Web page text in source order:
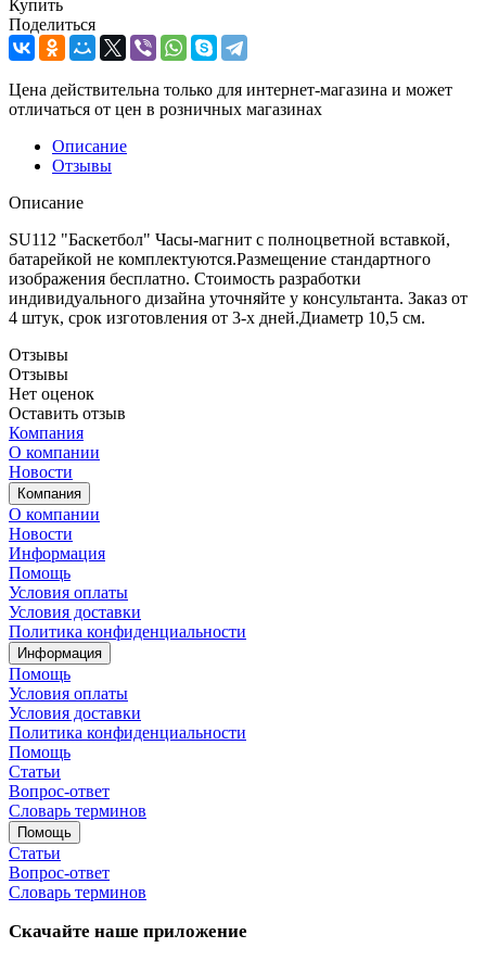
Купить
Поделиться
Цена действительна только для интернет-магазина и может
отличаться от цен в розничных магазинах
Описание
Отзывы
Описание
SU112 "Баскетбол" Часы-магнит с полноцветной вставкой,
батарейкой не комплектуются.Размещение стандартного
изображения бесплатно. Стоимость разработки
индивидуального дизайна уточняйте у консультанта. Заказ от
4 штук, срок изготовления от 3-х дней.Диаметр 10,5 см.
Отзывы
Отзывы
Нет оценок
Оставить отзыв
Компания
О компании
Новости
Компания
О компании
Новости
Информация
Помощь
Условия оплаты
Условия доставки
Политика конфиденциальности
Информация
Помощь
Условия оплаты
Условия доставки
Политика конфиденциальности
Помощь
Статьи
Вопрос-ответ
Словарь терминов
Помощь
Статьи
Вопрос-ответ
Словарь терминов
Скачайте наше приложение